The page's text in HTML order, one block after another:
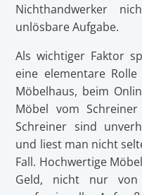
Nichthandwerker
unlösbare Aufgabe.
Als wichtiger Faktor
eine elementare
Möbelhaus, beim
Möbel vom
Schreiner sind
und liest man nicht
Fall. Hochwertige
Geld, nicht nur